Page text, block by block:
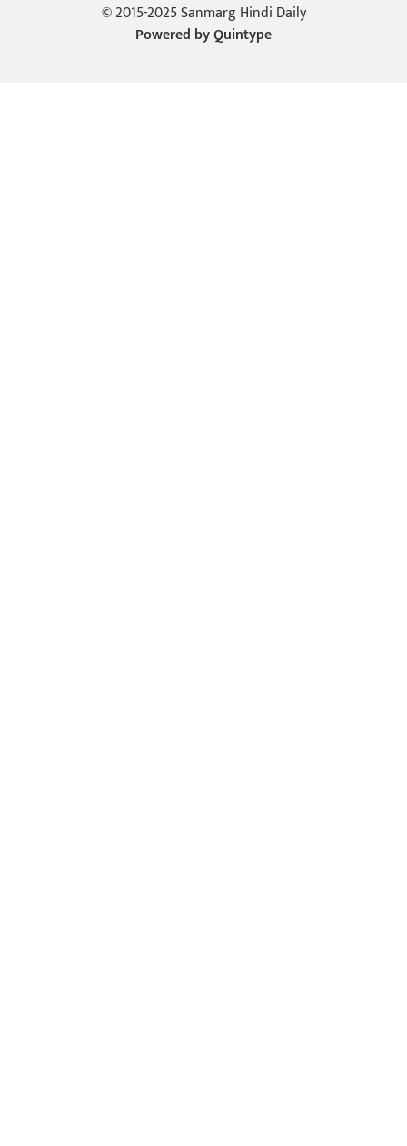
© 2015-2025 Sanmarg Hindi Daily
Powered byQuintype